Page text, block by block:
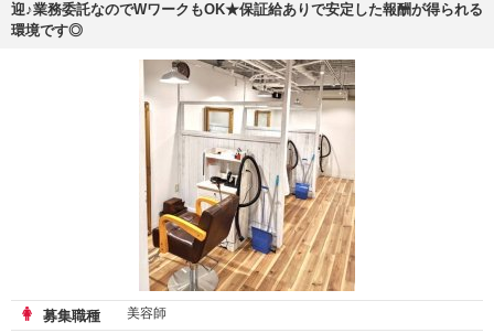
迎♪業務委託なのでWワークもOK★保証給ありで安定した報酬が得られる
環境です◎
募集職種 美容師